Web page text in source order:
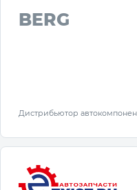
BERG
Дистрибьютор